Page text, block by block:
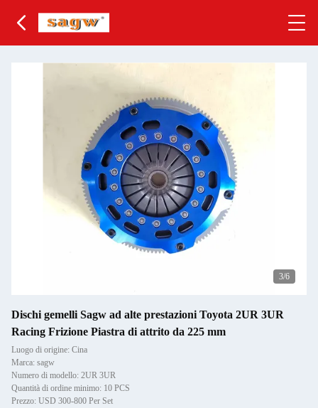
3/6
Dischi gemelli Sagw ad alte prestazioni Toyota 2UR 3UR
Racing Frizione Piastra di attrito da 225 mm
Luogo di origine: Cina
Marca: sagw
Numero di modello: 2UR 3UR
Quantità di ordine minimo: 10 PCS
Prezzo: USD 300-800 Per Set